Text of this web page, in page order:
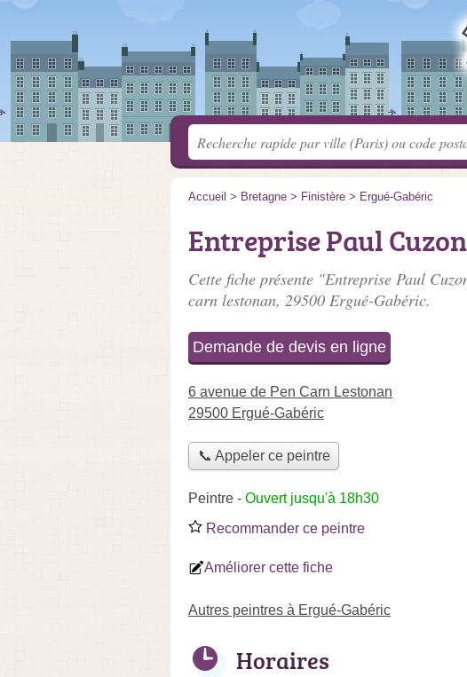
Accueil > Bretagne > Finistère > Ergué-Gabéric
Entreprise Paul Cuzon
Cette fiche présente "Entreprise Paul
carn lestonan, 29500 Ergué-Gabéric.
Demande de devis en ligne
6 avenue de Pen Carn Lestonan
29500 Ergué-Gabéric
📞 Appeler ce peintre
Peintre - Ouvert jusqu'à 18h30
Recommander ce peintre
Améliorer cette fiche
Autres peintres à Ergué-Gabéric
Horaires